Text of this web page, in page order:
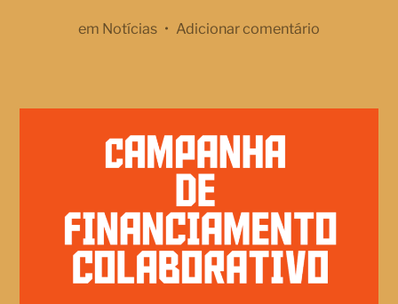
em Notícias • Adicionar comentário